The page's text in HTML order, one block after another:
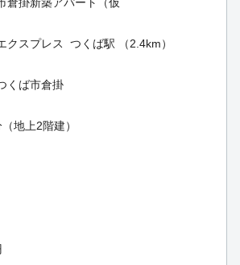
倉掛新築アパート（仮
クスプレス つくば駅 （2.4km）
くば市倉掛
地上2階建）